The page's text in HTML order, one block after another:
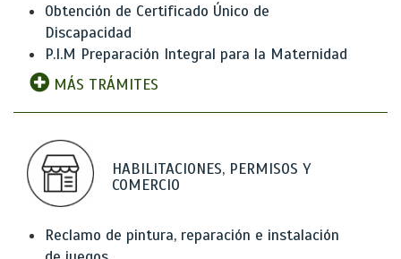
Obtención de Certificado Único de
Discapacidad
P.I.M Preparación Integral para la Maternidad
MÁS TRÁMITES
HABILITACIONES, PERMISOS Y
COMERCIO
Reclamo de pintura, reparación e instalación